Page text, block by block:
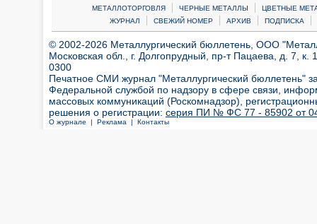
МЕТАЛЛОТОРГОВЛЯ | ЧЕРНЫЕ МЕТАЛЛЫ |
ЦВЕТНЫЕ
ЖУРНАЛ
| СВЕЖИЙ НОМЕР | АРХИВ | ПОДПИСКА |
© 2002-2026 Металлургический бюллетень, ООО
Московская обл., г. Долгопрудный, пр-т Пацаева, д. 7,
0300
Печатное СМИ журнал "Металлургический бюллетень"
Федеральной службой по надзору в сфере связи,
массовых коммуникаций (Роскомнадзор),
решения о регистрации: серия ПИ № ФС 77 - 85902 от 04
О журнале | Реклама | Контакты